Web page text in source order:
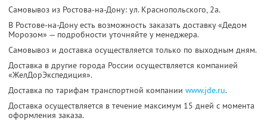
Самовывоз из Ростова-на-Дону: ул. Краснопольского, 2а.
В Ростове-на-Дону есть возможность заказать доставку «Дедом
Морозом» — подробности уточняйте у менеджера.
Самовывоз и доставка осуществляется только по выходным дням.
Доставка в другие города России осуществляется компанией
«ЖелДорЭкспедиция».
Доставка по тарифам транспортной компании www.jde.ru.
Доставка осуществляется в течение максимум 15 дней с момента
оформления заказа.